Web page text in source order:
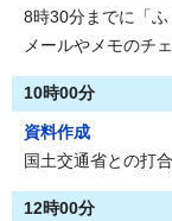
8時30分までに「ふ
メールやメモのチ
10時00分
資料作成
国土交通省との打
12時00分